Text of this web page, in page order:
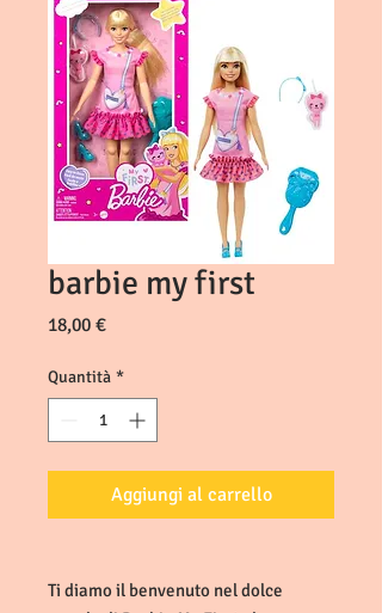
barbie my first
18,00 €Prezzo
Quantità *
Aggiungi al carrello
Ti diamo il benvenuto nel dolce